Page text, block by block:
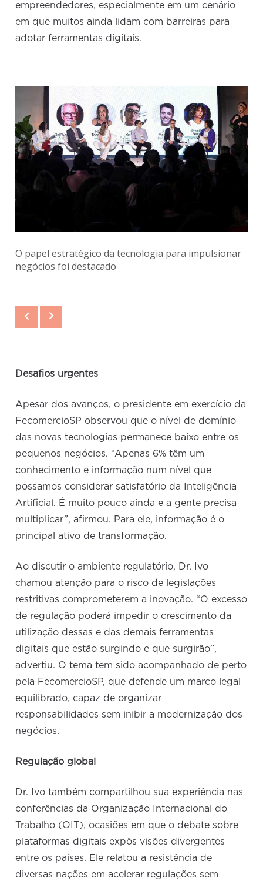
empreendedores, especialmente em um cenário
em que muitos ainda lidam com barreiras para
adotar ferramentas digitais.
O papel estratégico da tecnologia para impulsionar
negócios foi destacado
Desafios urgentes
Apesar dos avanços, o presidente em exercício da
FecomercioSP observou que o nível de domínio
das novas tecnologias permanece baixo entre os
pequenos negócios. “Apenas 6% têm um
conhecimento e informação num nível que
possamos considerar satisfatório da Inteligência
Artificial. É muito pouco ainda e a gente precisa
multiplicar”, afirmou. Para ele, informação é o
principal ativo de transformação.
Ao discutir o ambiente regulatório, Dr. Ivo
chamou atenção para o risco de legislações
restritivas comprometerem a inovação. “O excesso
de regulação poderá impedir o crescimento da
utilização dessas e das demais ferramentas
digitais que estão surgindo e que surgirão”,
advertiu. O tema tem sido acompanhado de perto
pela FecomercioSP, que defende um marco legal
equilibrado, capaz de organizar
responsabilidades sem inibir a modernização dos
negócios.
Regulação global
Dr. Ivo também compartilhou sua experiência nas
conferências da Organização Internacional do
Trabalho (OIT), ocasiões em que o debate sobre
plataformas digitais expôs visões divergentes
entre os países. Ele relatou a resistência de
diversas nações em acelerar regulações sem